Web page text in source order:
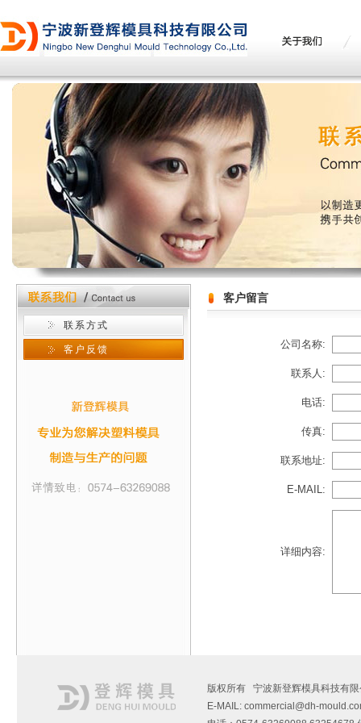
联系方式
客户反馈
客户留言
公司名称:
联系人:
电话:
传真:
联系地址:
E-MAIL:
详细内容:
版权所有 宁波新登辉模具科技有
E-MAIL: commercial@dh-